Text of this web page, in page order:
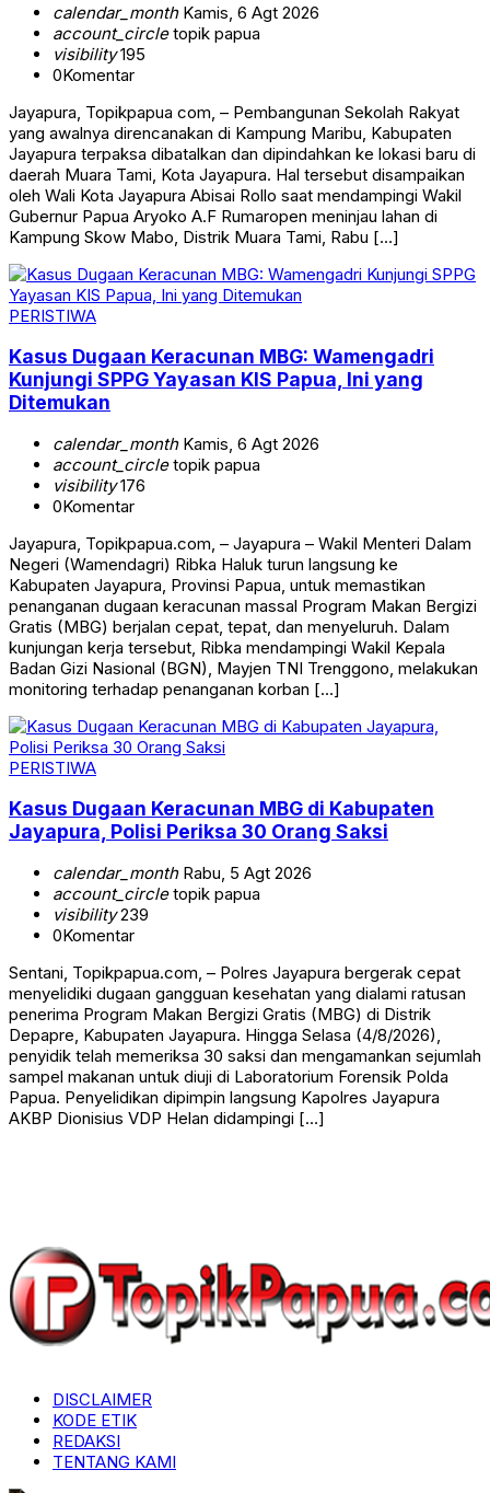
calendar_monthKamis, 6 Agt 2026
account_circletopik papua
visibility195
0Komentar
Jayapura, Topikpapua com, – Pembangunan Sekolah Rakyat
yang awalnya direncanakan di Kampung Maribu, Kabupaten
Jayapura terpaksa dibatalkan dan dipindahkan ke lokasi baru di
daerah Muara Tami, Kota Jayapura. Hal tersebut disampaikan
oleh Wali Kota Jayapura Abisai Rollo saat mendampingi Wakil
Gubernur Papua Aryoko A.F Rumaropen meninjau lahan di
Kampung Skow Mabo, Distrik Muara Tami, Rabu […]
PERISTIWA
Kasus Dugaan Keracunan MBG: Wamengadri
Kunjungi SPPG Yayasan KIS Papua, Ini yang
Ditemukan
calendar_monthKamis, 6 Agt 2026
account_circletopik papua
visibility176
0Komentar
Jayapura, Topikpapua.com, – Jayapura – Wakil Menteri Dalam
Negeri (Wamendagri) Ribka Haluk turun langsung ke
Kabupaten Jayapura, Provinsi Papua, untuk memastikan
penanganan dugaan keracunan massal Program Makan Bergizi
Gratis (MBG) berjalan cepat, tepat, dan menyeluruh. Dalam
kunjungan kerja tersebut, Ribka mendampingi Wakil Kepala
Badan Gizi Nasional (BGN), Mayjen TNI Trenggono, melakukan
monitoring terhadap penanganan korban […]
PERISTIWA
Kasus Dugaan Keracunan MBG di Kabupaten
Jayapura, Polisi Periksa 30 Orang Saksi
calendar_monthRabu, 5 Agt 2026
account_circletopik papua
visibility239
0Komentar
Sentani, Topikpapua.com, – Polres Jayapura bergerak cepat
menyelidiki dugaan gangguan kesehatan yang dialami ratusan
penerima Program Makan Bergizi Gratis (MBG) di Distrik
Depapre, Kabupaten Jayapura. Hingga Selasa (4/8/2026),
penyidik telah memeriksa 30 saksi dan mengamankan sejumlah
sampel makanan untuk diuji di Laboratorium Forensik Polda
Papua. Penyelidikan dipimpin langsung Kapolres Jayapura
AKBP Dionisius VDP Helan didampingi […]
DISCLAIMER
KODE ETIK
REDAKSI
TENTANG KAMI